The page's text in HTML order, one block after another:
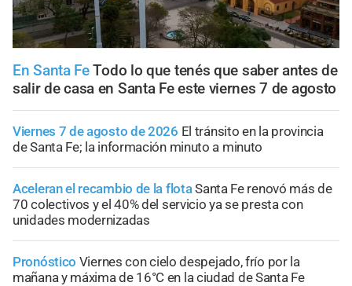
En Santa FeTodo lo que tenés que saber antes de
salir de casa en Santa Fe este viernes 7 de agosto
Viernes 7 de agosto de 2026 El tránsito en la provincia
de Santa Fe; la información minuto a minuto
Aceleran el recambio de la flotaSanta Fe renovó más de
70 colectivos y el 40% del servicio ya se presta con
unidades modernizadas
Pronóstico Viernes con cielo despejado, frío por la
mañana y máxima de 16°C en la ciudad de Santa Fe